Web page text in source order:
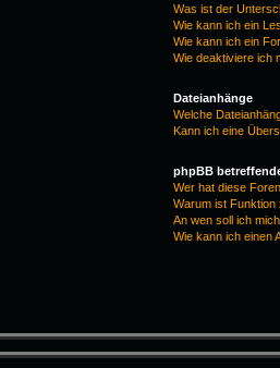
Was ist der
Wie kann ich ein
Wie kann ich ein
Wie deaktiviere ich
Dateianhänge
Welche
Kann ich eine
phpBB
Wer hat diese
Warum ist
An wen soll ich
Wie kann ich einen